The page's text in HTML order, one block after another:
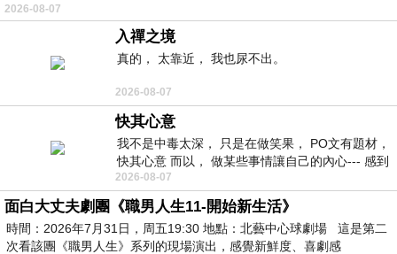
之谷」裡——
2026-08-07
入禪之境
真的， 太靠近， 我也尿不出。
2026-08-07
快其心意
我不是中毒太深， 只是在做笑果， PO文有題材，
快其心意 而以， 做某些事情讓自己的內心--- 感到
愉快。
2026-08-07
面白大丈夫劇團《職男人生11-開始新生活》
時間：2026年7月31日，周五19:30 地點：北藝中心球劇場 這是第二
次看該團《職男人生》系列的現場演出，感覺新鮮度、喜劇感